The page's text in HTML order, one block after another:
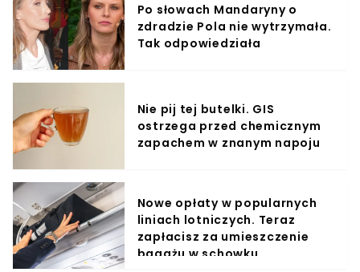
Po słowach Mandaryny o
zdradzie Pola nie wytrzymała.
Tak odpowiedziała
Nie pij tej butelki. GIS
ostrzega przed chemicznym
zapachem w znanym napoju
Nowe opłaty w popularnych
liniach lotniczych. Teraz
zapłacisz za umieszczenie
bagażu w schowku